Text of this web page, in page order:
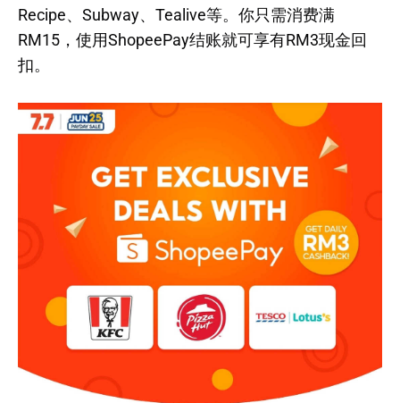
Recipe、Subway、Tealive等。你只需消费满
RM15，使用ShopeePay结账就可享有RM3现金回
扣。